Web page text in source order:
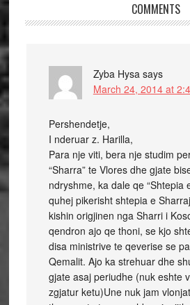
COMMENTS
Zyba Hysa says
March 24, 2014 at
Pershendetje,
I nderuar z. Harilla,
Para nje viti, bera nje studim
“Sharra” te Vlores dhe gjate
ndryshme, ka dale qe “Shtepia
quhej pikerisht shtepia e
kishin origjinen nga Sharri i
qendron ajo qe thoni, se kjo
disa ministrive te qeverise se
Qemalit. Ajo ka strehuar dhe
gjate asaj periudhe (nuk eshte
zgjatur ketu)Une nuk jam